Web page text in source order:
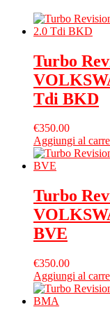
Turbo
Tdi BKD
€350.00
Aggiungi al
Turbo
BVE
€350.00
Aggiungi al